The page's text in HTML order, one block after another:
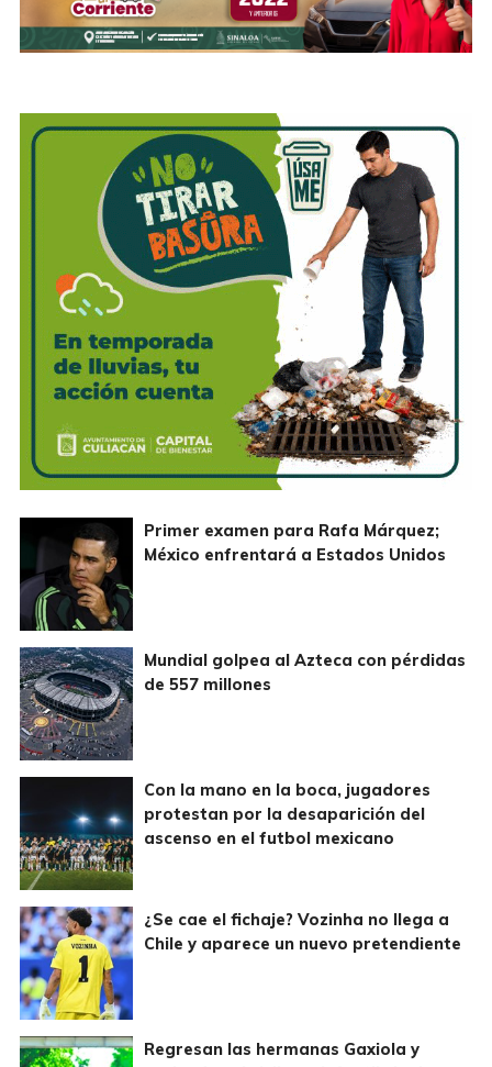
Primer examen para Rafa Márquez;
México enfrentará a Estados Unidos
Mundial golpea al Azteca con pérdidas
de 557 millones
Con la mano en la boca, jugadores
protestan por la desaparición del
ascenso en el futbol mexicano
¿Se cae el fichaje? Vozinha no llega a
Chile y aparece un nuevo pretendiente
Regresan las hermanas Gaxiola y